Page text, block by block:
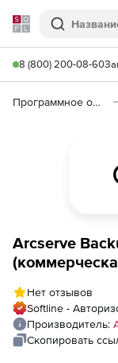
Softline
Поиск
8 (800) 200-08-60
Программное обеспечение для работы с файлами и дисками
Arcserve
на 3 года
Нет отзывов
Softline -
Производитель:
Скопировать